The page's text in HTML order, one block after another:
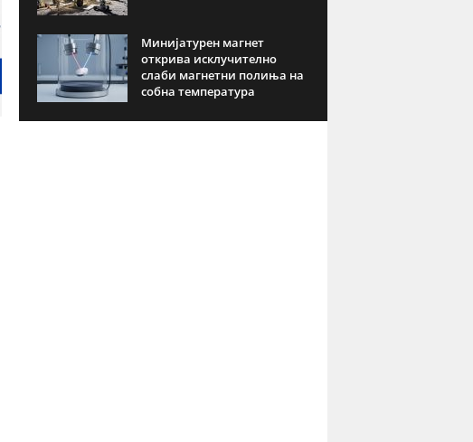
Минијатурен магнет
открива исклучително
слаби магнетни полиња на
собна температура